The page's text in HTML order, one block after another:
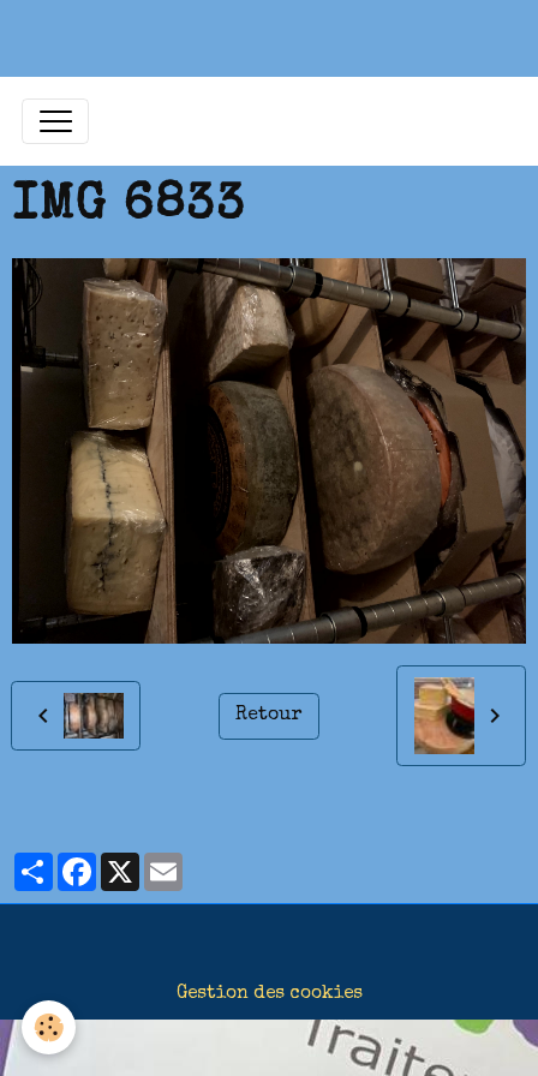
IMG 6833
Retour
PartagerFacebook
Gestion des cookies